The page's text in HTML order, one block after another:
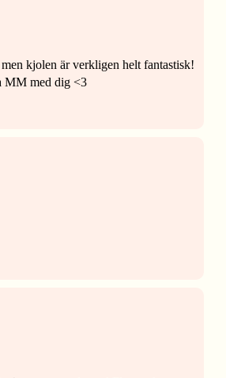
kjolen är verkligen helt fantastisk!
MM med dig <3